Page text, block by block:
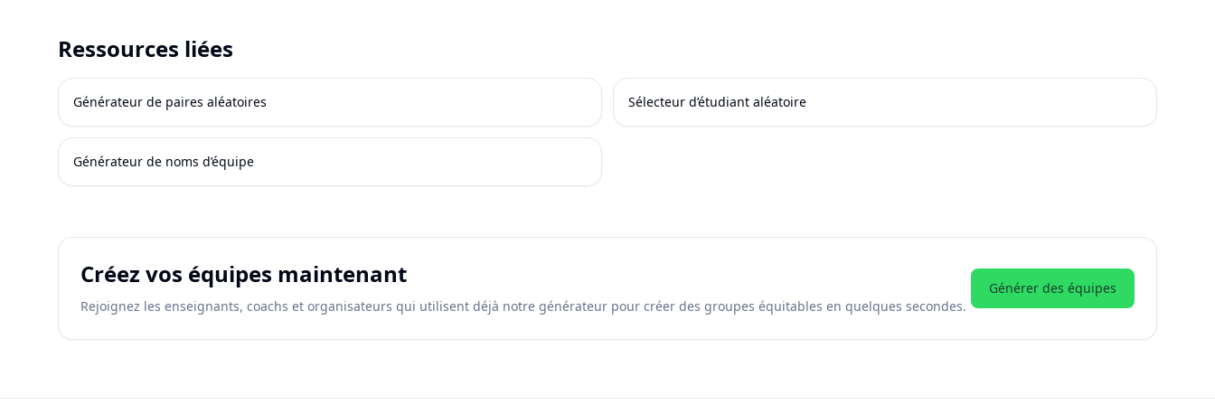
Ressources liées
Générateur de paires aléatoires Sélecteur d’étudiant aléatoire
Générateur de noms d’équipe
Créez vos équipes maintenant
Rejoignez les enseignants, coachs et organisateurs qui utilisent déjà notre générateur pour créer des groupes équitables en quelques secondes.
Générer des équipes